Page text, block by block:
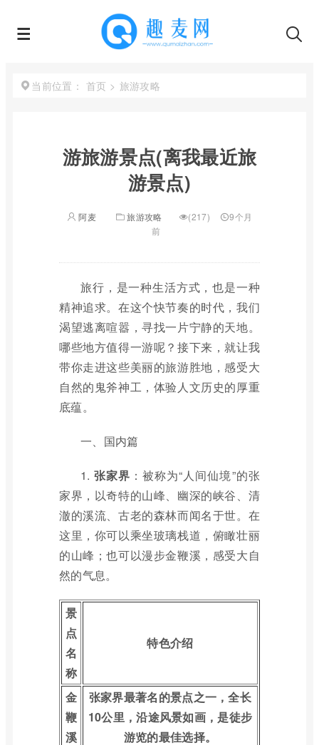
当前位置： 首页 > 旅游攻略
游旅游景点(离我最近旅
游景点)
阿麦 旅游攻略 (217)
9个月
前
旅行，是一种生活方式，也是一种
精神追求。在这个快节奏的时代，我们
渴望逃离喧嚣，寻找一片宁静的天地。
哪些地方值得一游呢？接下来，就让我
带你走进这些美丽的旅游胜地，感受大
自然的鬼斧神工，体验人文历史的厚重
底蕴。
一、国内篇
1. 张家界 ：被称为“人间仙境”的张
家界，以奇特的山峰、幽深的峡谷、清
澈的溪流、古老的森林而闻名于世。在
这里，你可以乘坐玻璃栈道，俯瞰壮丽
的山峰；也可以漫步金鞭溪，感受大自
然的气息。
景
点
名
称
特色介绍
金
鞭
溪
张家界最著名的景点之一，全长
10公里，沿途风景如画，是徒步
游览的最佳选择。